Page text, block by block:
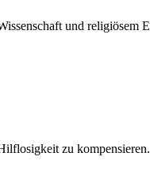
und religiösem
zu kompensieren.